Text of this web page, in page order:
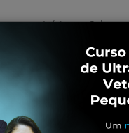
Início Sobre
Entrevistas